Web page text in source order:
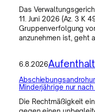
Das
11. Juni 2026 (Az. 3 K
Gruppenverfolgung
anzunehmen ist, geht
6.8.2026
Minderjährige nur
Die Rechtmäßigkeit